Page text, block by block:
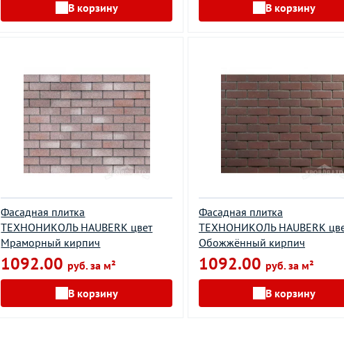
В корзину
В корзину
Фасадная плитка
ТEХНОНИКОЛЬ HAUBERK цвет
Мраморный кирпич
1092.00руб. за м²
В корзину
Фасадная плитка
ТEХНОНИКОЛЬ HAUBERK
Обожжённый кирпич
1092.00 руб. за м²
В корзину